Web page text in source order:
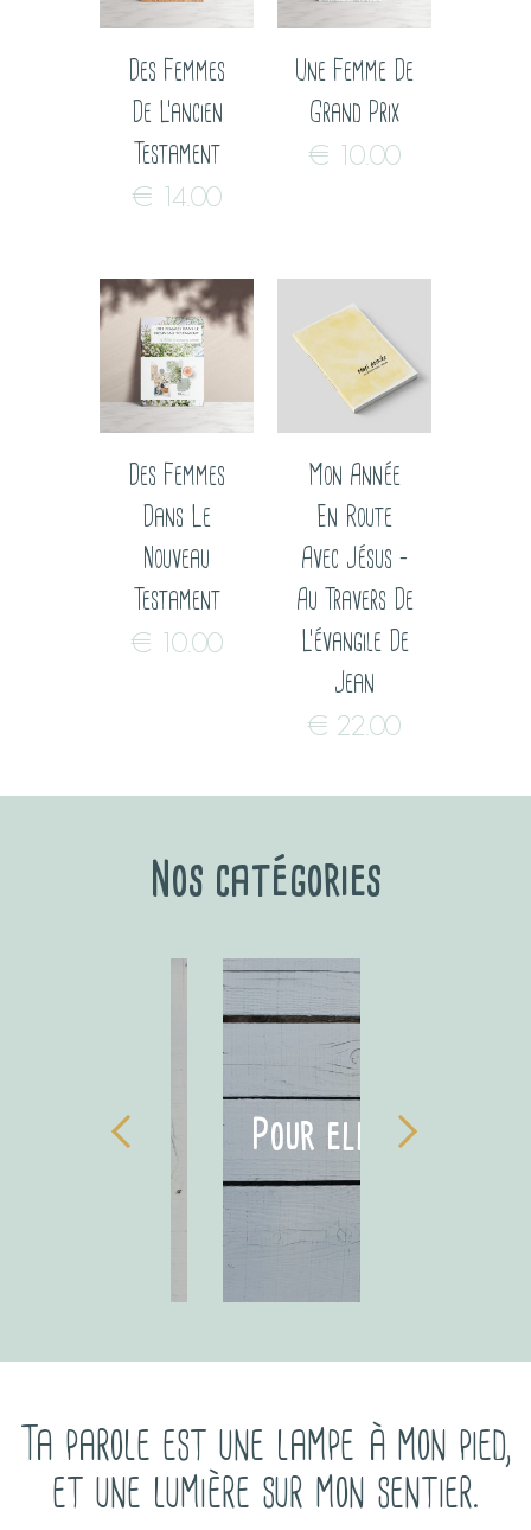
Des Femmes
De L’ancien
Testament
€ 14.00
Une Femme De
Grand Prix
€ 10.00
Des Femmes
Dans Le
Nouveau
Testament
€ 10.00
Mon Année
En Route
Avec Jésus –
Au Travers De
L’évangile De
Jean
€ 22.00
Nos catégories
Pour elle
Ta parole est une lampe à mon pied,
et une lumière sur mon sentier.